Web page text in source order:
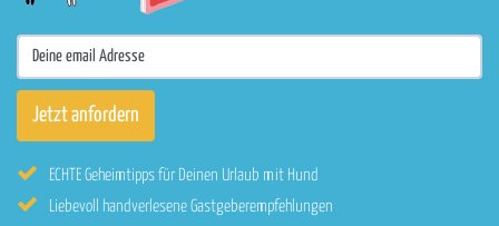
ECHTE Geheimtipps für Deinen Urlaub mit Hund
Liebevoll handverlesene Gastgeberempfehlungen